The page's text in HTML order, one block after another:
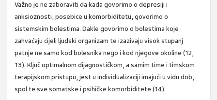
Važno je ne zaboraviti da kada govorimo o depresiji i
anksioznosti, posebice u komorbiditetu, govorimo o
sistemskim bolestima. Dakle govorimo o bolestima koje
zahvaćaju cijeli ljudski organizam te izazivaju visok stupanj
patnje ne samo kod bolesnika nego i kod njegove okoline (12,
13). Ključ optimalnom dijagnostičkom, a samim time i timskom
terapijskom pristupu, jest u individualizaciji imajući u vidu dob,
spol te sve somatske i psihičke komorbiditete (14).